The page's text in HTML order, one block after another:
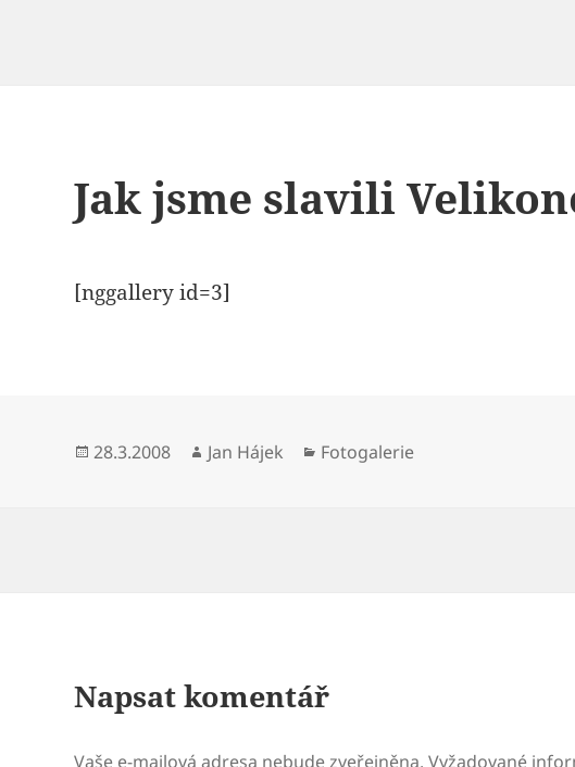
Jak jsme slavili
[nggallery id=3]
Publikováno:
28.3.2008 Autor:
Jan Hájek Rubriky:
Fotogalerie
Napsat komentář
Vaše e-mailová adresa nebude zveřejněna. Vyžadované